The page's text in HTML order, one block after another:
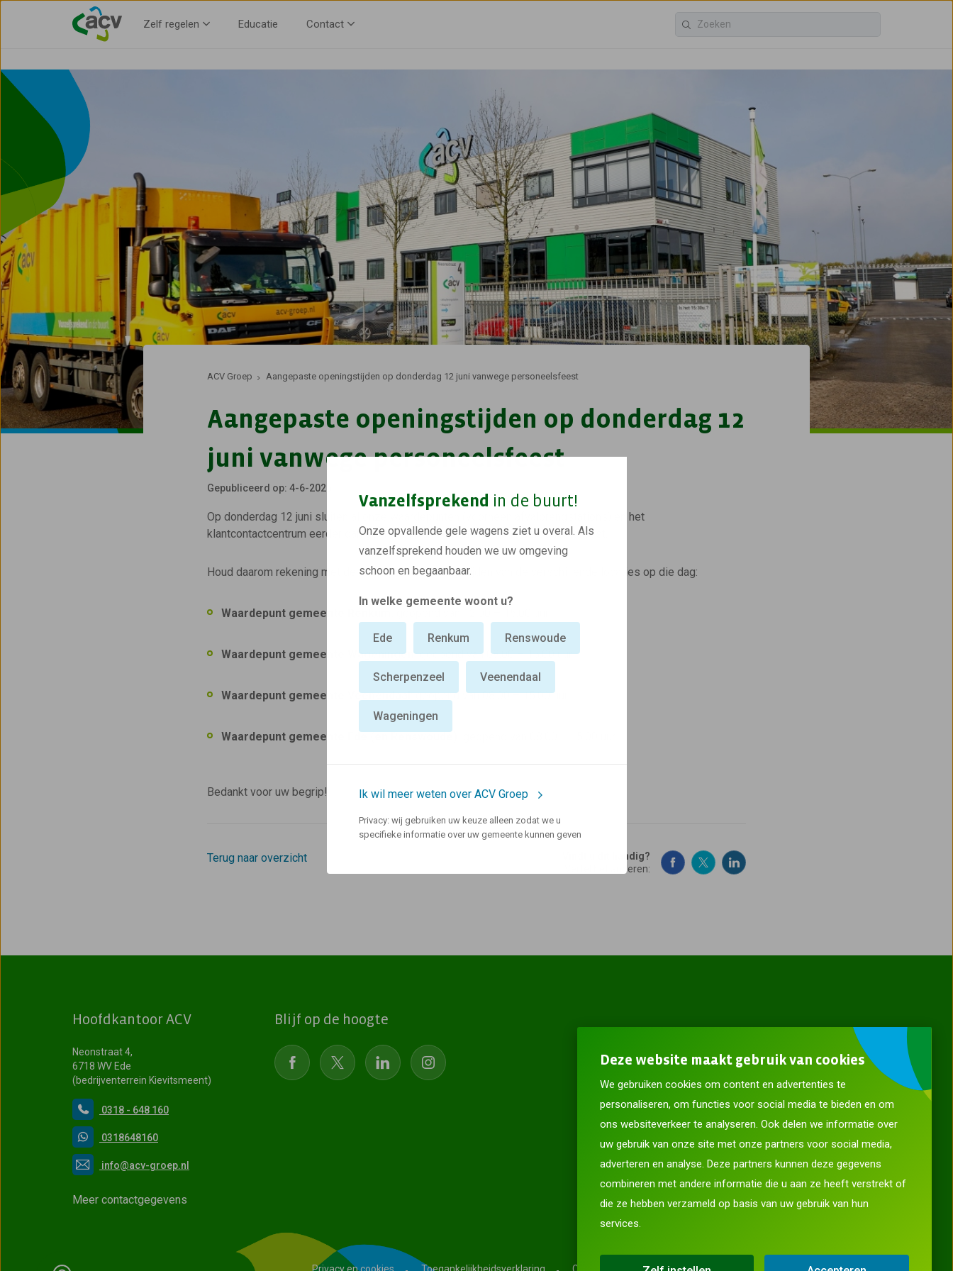
Deze website maakt gebruik van cookies
We gebruiken cookies om content en advertenties te
personaliseren, om functies voor social media te bieden en om
ons websiteverkeer te analyseren. Ook delen we informatie over
uw gebruik van onze site met onze partners voor social media,
adverteren en analyse. Deze partners kunnen deze gegevens
combineren met andere informatie die u aan ze heeft verstrekt of
die ze hebben verzameld op basis van uw gebruik van hun
services.
Zelf regelen Educatie Contact
Voorkeur voor gemeente opgeven
Vertel het anderen:
ACV Groep Aangepaste openingstijden op donderdag 12 juni vanwege personeelsfeest
Aangepaste openingstijden op donderdag 12
juni vanwege personeelsfeest
Gepubliceerd op: 4-6-2025
Op donderdag 12 juni sluiten al onze waardepunten (voorheen afvalbrengstations) en het
klantcontactcentrum eerder dan gebruikelijk in verband met ons personeelsfeest.
Houd daarom rekening met de aangepaste openingstijden van de verschillende locaties op die dag:
Waardepunt gemeente Renkum:
Waardepunt gemeente Wageningen:geopend van 08.00 – 15.00 uur
Waardepunt gemeente Veenendaal: geopend van 08.00 – 15.00 uur
Waardepunt gemeente Ede (en Renswoude):
Bedankt voor uw begrip!
Terug naar overzicht
Vindt u dit handig?
Vertel het anderen:
Hoofdkantoor ACV
Neonstraat 4,
6718 WV Ede
(bedrijventerrein Kievitsmeent)
0318 - 648 160
0318648160
info@acv-groep.nl
Meer contactgegevens
Blijf op de hoogte
Vanzelfsprekend in de buurt!
Onze opvallende gele wagens ziet u overal. Als
vanzelfsprekend houden we uw omgeving
schoon en begaanbaar.
In welke gemeente woont u?
Ede Renkum Renswoude
Scherpenzeel Veenendaal
Wageningen
Ik wil meer weten over ACV Groep
Privacy: wij gebruiken uw keuze alleen zodat we u
specifieke informatie over uw gemeente kunnen geven